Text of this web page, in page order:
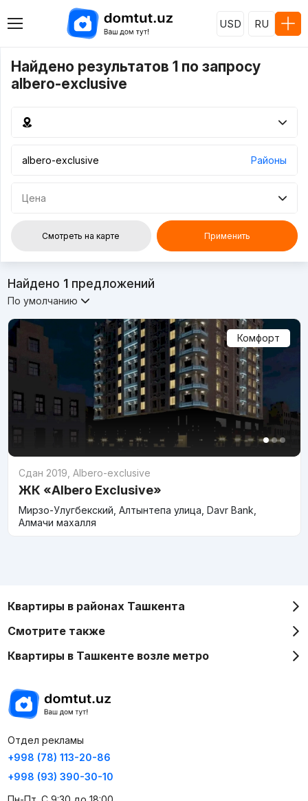
USD RU
Найдено результатов 1 по запросу
albero-exclusive
Районы
Цена
Смотреть на карте Применить
Найдено 1предложений
По умолчанию
Комфорт
Сдан 2019 Albero-exclusive
ЖК «Albero Exclusive»
Мирзо-Улугбекский, Алтынтепа улица, Davr Bank,
Алмачи махалля
Квартиры в районах Ташкента
Смотрите также
Квартиры в Ташкенте возле метро
Отдел рекламы
+998 (78) 113-20-86
+998 (93) 390-30-10